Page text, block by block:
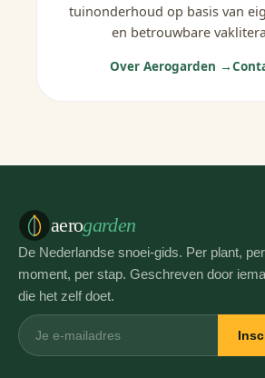
tuinonderhoud op basis van
en betrouwbare
Over Aerogarden →
aerogarden
De Nederlandse snoei-gids. Per plant, per
moment, per stap. Geschreven door
die het zelf doet.